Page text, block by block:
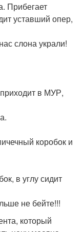
Прибегает
уставший опер,
слона украли!
в МУР,
коробок и
в углу сидит
не бейте!!!
который